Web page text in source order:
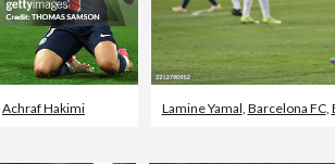
Achraf Hakimi Lamine Yamal, Barcelona FC,